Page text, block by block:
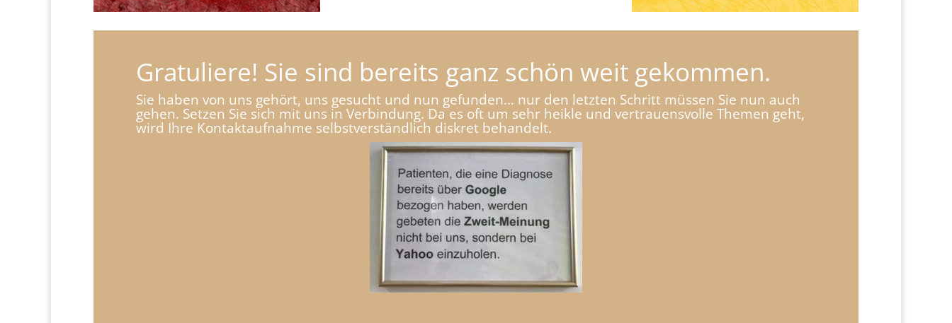
Gratuliere! Sie sind bereits ganz schön weit gekommen.
Sie haben von uns gehört, uns gesucht und nun gefunden… nur den letzten Schritt müssen Sie nun auch
gehen. Setzen Sie sich mit uns in Verbindung. Da es oft um sehr heikle und vertrauensvolle Themen geht,
wird Ihre Kontaktaufnahme selbstverständlich diskret behandelt.